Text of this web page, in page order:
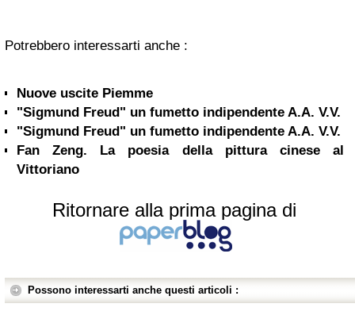
Potrebbero interessarti anche :
Nuove uscite Piemme
"Sigmund Freud" un fumetto indipendente A.A. V.V.
"Sigmund Freud" un fumetto indipendente A.A. V.V.
Fan Zeng. La poesia della pittura cinese al
Vittoriano
Ritornare alla prima pagina di
Possono interessarti anche questi articoli :